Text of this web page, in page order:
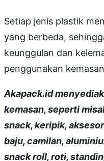
Setiap jenis plastik
yang berbeda,
keunggulan dan
penggunakan
Akapack.id
kemasan, seperti
snack, keripik,
baju, camilan,
snack roll, roti,